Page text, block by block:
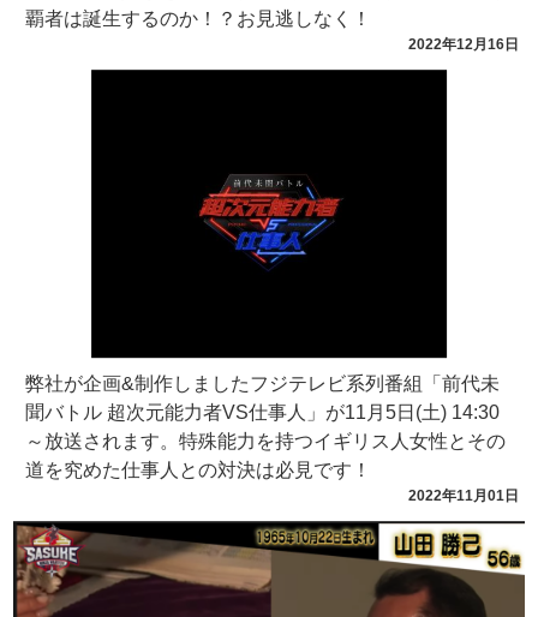
2022年12月16日
覇者は誕生するのか！？お見逃しなく！
2022年11月01日
弊社が企画&制作しましたフジテレビ系列番組「前代未
聞バトル 超次元能力者VS仕事人」が11月5日(土) 14:30
～放送されます。特殊能力を持つイギリス人女性とその
道を究めた仕事人との対決は必見です！